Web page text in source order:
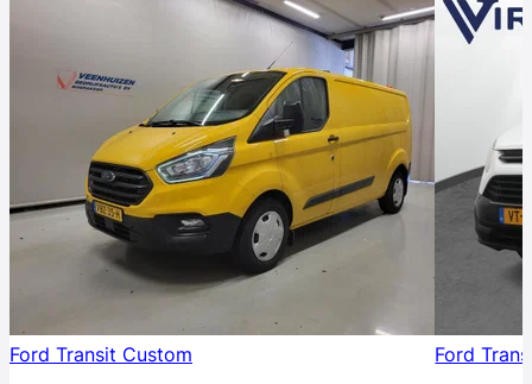
Ford Transit Custom
Ford